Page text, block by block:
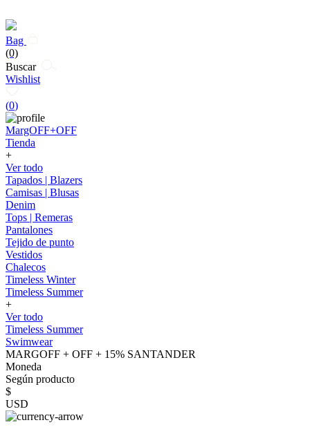
Bag
(0)
Buscar
Wishlist
(0)
MargOFF+OFF
Tienda
+
Ver todo
Tapados | Blazers
Camisas | Blusas
Denim
Tops | Remeras
Pantalones
Tejido de punto
Vestidos
Chalecos
Timeless Winter
Timeless Summer
+
Ver todo
Timeless Summer
Swimwear
MARGOFF + OFF + 15% SANTANDER
Moneda
Según producto
$
USD